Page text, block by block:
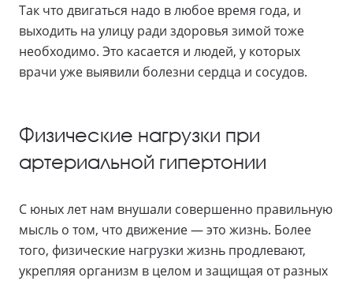
Так что двигаться надо в любое время года, и
выходить на улицу ради здоровья зимой тоже
необходимо. Это касается и людей, у которых
врачи уже выявили болезни сердца и сосудов.
Физические нагрузки при
артериальной гипертонии
С юных лет нам внушали совершенно правильную
мысль о том, что движение — это жизнь. Более
того, физические нагрузки жизнь продлевают,
укрепляя организм в целом и защищая от разных